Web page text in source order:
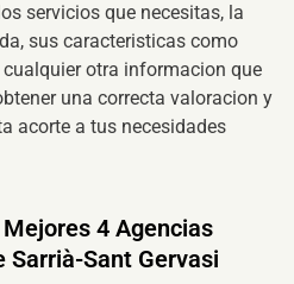
servicios que necesitas, la
sus caracteristicas como
otra informacion que
una correcta valoracion y
acorte a tus necesidades
4 Agencias
Sarrià-Sant Gervasi